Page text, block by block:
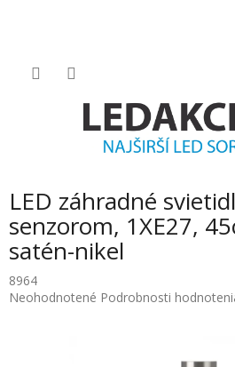
LED záhradné
senzorom, 1XE27,
satén-nikel
8964
Priemerné
Neohodnotené Podrobnosti